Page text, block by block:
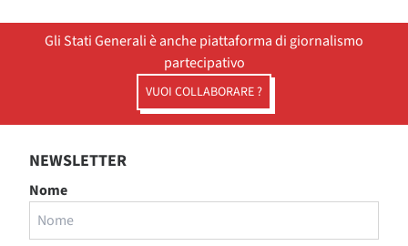
Gli Stati Generali è anche piattaforma di giornalismo
partecipativo
VUOI COLLABORARE ?
NEWSLETTER
Nome